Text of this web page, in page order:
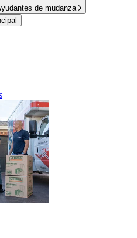
de mudanza